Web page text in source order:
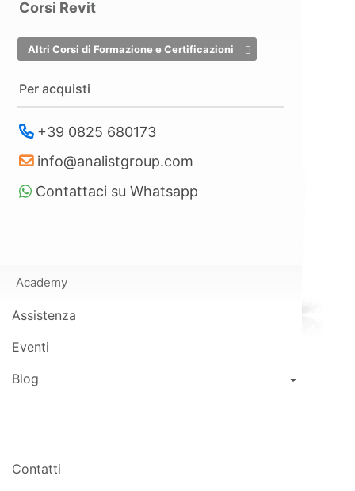
Corsi Revit
Altri Corsi di Formazione e Certificazioni
Per acquisti
+39 0825 680173
info@analistgroup.com
Contattaci su Whatsapp
Academy
Assistenza
Eventi
Blog
Contatti
Risparmi fino al 70% di tempo grazie
automaticamente tutti i dati anagrafici in